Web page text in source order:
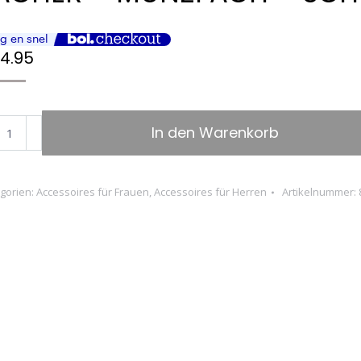
In den Warenkorb
Accessoires für Frauen, Accessoires für Herren Artikelnummer: